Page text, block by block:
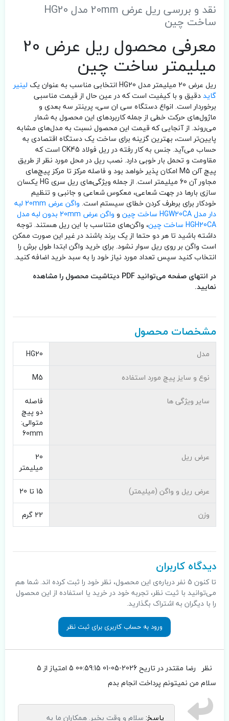
نقد و بررسی ریل عرض 20mm مدل HG20
ساخت چین
معرفی محصول ریل عرض 20
میلیمتر ساخت چین
ریل عرض 20 میلیمتر مدل HG20 انتخابی مناسب به عنوان یک
لینیر
گایددقیق و با کیفیت است که در عین حال از قیمت مناسبی
برخوردار است. انواع دستگاه سی ان سی، پرینتر سه بعدی و
ماژول‌های حرکت خطی از جمله کاربرد‌های این محصول به شمار
می‌روند. از آنجایی که قیمت این محصول نسبت به مدل‌های مشابه
پایین‌تر است، بهترین گزینه برای ساخت یک دستگاه اقتصادی به
حساب می‌آید. جنس به کار رفته در ریل فولاد CK45 است که
مقاومت و تحمل بار خوبی دارد. نصب ریل در محل مورد نظر از طریق
پیچ آلن M5 امکان پذیر خواهد بود و فاصله مرکز تا مرکز پیچ‌های
مجاور آن 60 میلیمتر است. از جمله ویژگی‌های ریل سری HG یکسان
سازی بارها در جهت شعاعی، معکوس شعاعی و جانبی و تنظیم
خودکار برای برطرف کردن خطای سیستم است.
واگن عرض 20mm لبه
دار مدل HGW20CA ساخت چین
و
واگن عرض 20mm بدون لبه مدل
HGH20CA ساخت چین
، واگن‌های متناسب با این ریل هستند. توجه
داشته باشید تا هر دو حتما از یک برند باشند در غیر این صورت ممکن
است واگن بر روی ریل سوار نشود. برای خرید واگن ابتدا طول برش را
انتخاب کنید سپس تعداد مورد نیاز خود را به سبد خرید اضافه کنید.
در انتهای صفحه می‌توانید PDF دیتاشیت محصول را مشاهده
نمایید.
مشخصات محصول
مدل
HG20
نوع و سایز پیچ مورد استفاده
M5
سایر ویژگی ها
فاصله
دو پیچ
متوالی:
60mm
عرض ریل
20
میلیمتر
عرض ریل و واگن (میلیمتر)
15 تا 20
وزن
22 گرم
دیدگاه کاربران
تا کنون 5 نفر درباره‌ی این محصول، نظر خود را ثبت کرده اند. شما هم
می‌توانید با ثیت نظر، تجربه خود در خرید یا استفاده از این محصول
را با دیگران به اشتراک بگذارید.
ورود به حساب کاربری برای ثبت نظر
نظر رضا مقتدردر تاریح 2026-05-01 00:59:15
5 امتیاز از 5
سلام من نمیتونم پرداخت انجام بدم
پاسخ: سلام و وقت بخیر. همکاران ما به